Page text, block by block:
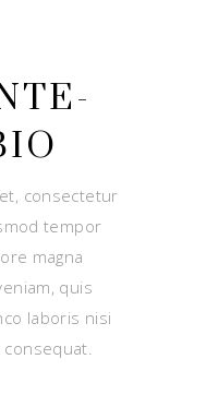
consectetur
tempor
magna
quis
laboris nisi